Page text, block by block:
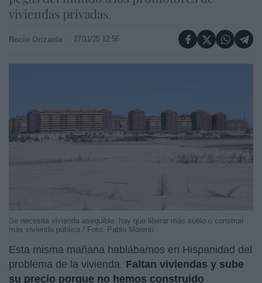
viviendas privadas.
Rocío Orizaola 27/11/25 12:56
Se necesita vivienda asequible, hay que liberar más suelo o construir
más vivienda pública / Foto: Pablo Moreno
Esta misma mañana hablábamos en Hispanidad del
problema de la vivienda. Faltan viviendas y sube
su precio porque no hemos construido